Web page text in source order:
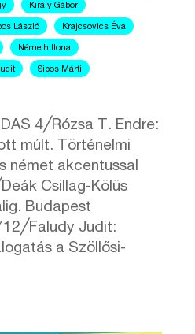
Király Gábor
László Krajcsovics Éva
Németh Ilona
Sipos Márti
DAS 4╱Rózsa T. Endre:
múlt. Történelmi
német akcentussal
Csillag-Kölüs
Budapest
Judit:
a Szöllősi-